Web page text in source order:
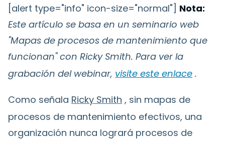
[alert type="info" icon-size="normal"] Nota:
Este artículo se basa en un seminario web
"Mapas de procesos de mantenimiento que
funcionan" con Ricky Smith. Para ver la
grabación del webinar, visite este enlace .
Como señala Ricky Smith , sin mapas de
procesos de mantenimiento efectivos, una
organización nunca logrará procesos de